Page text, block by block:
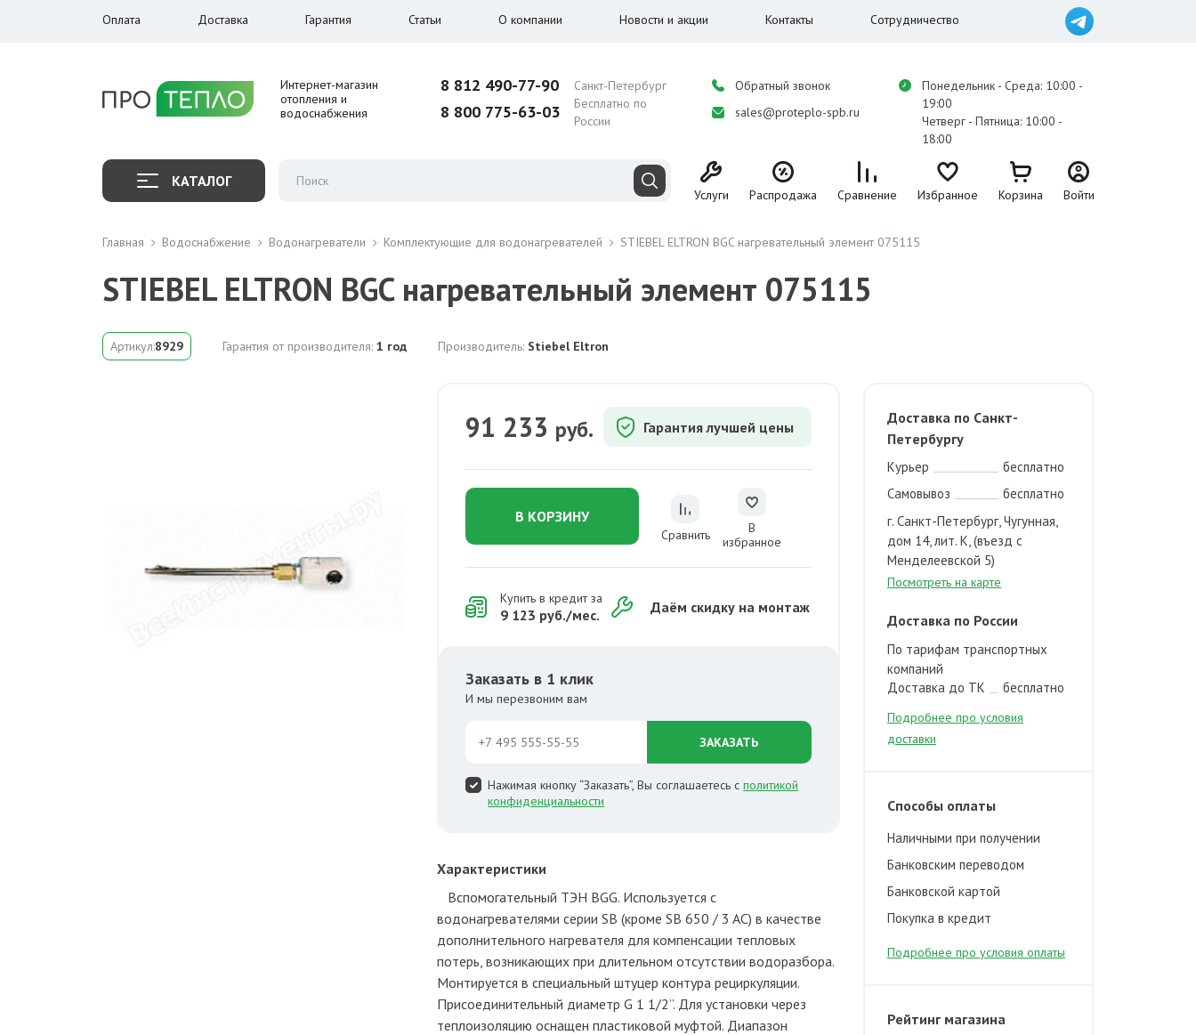
Оплата Доставка Гарантия Статьи О компании Новости и акции Контакты Сотрудничество
Интернет-магазин
отопления и
водоснабжения
8 812 490-77-90 Санкт-Петербург
8 800 775-63-03
Бесплатно по
России
Обратный звонок
sales@proteplo-spb.ru
Понедельник - Среда: 10:00 -
19:00
Четверг - Пятница: 10:00 -
18:00
КАТАЛОГ
Услуги Распродажа Сравнение Избранное Корзина Войти
Главная Водоснабжение Водонагреватели Комплектующие для водонагревателей STIEBEL ELTRON BGC нагревательный элемент 075115
STIEBEL ELTRON BGC нагревательный элемент 075115
Артикул:8929 Гарантия от производителя: 1 год Производитель: Stiebel Eltron
91 233 руб. Гарантия лучшей цены
В КОРЗИНУ
Сравнить
В
избранное
Купить в кредит за
9 123 руб./мес. Даём скидку на монтаж
Заказать в 1 клик
И мы перезвоним вам
ЗАКАЗАТЬ
Нажимая кнопку “Заказать”, Вы соглашаетесь сполитикой
конфиденциальности
Характеристики
Вспомогательный ТЭН BGG. Используется с
водонагревателями серии SB (кроме SB 650 / 3 AC) в качестве
дополнительного нагревателя для компенсации тепловых
потерь, возникающих при длительном отсутствии водоразбора.
Монтируется в специальный штуцер контура рециркуляции.
Присоединительный диаметр G 1 1/2”. Для установки через
теплоизоляцию оснащен пластиковой муфтой. Диапазон
Доставка по Санкт-
Петербургу
Курьер
бесплатно
Самовывоз
бесплатно
г. Санкт-Петербург, Чугунная,
дом 14, лит. К, (въезд с
Менделеевской 5)
Посмотреть на карте
Доставка по России
По тарифам транспортных
компаний
Доставка до ТК
бесплатно
Подробнее про условия
доставки
Способы оплаты
Наличными при получении
Банковским переводом
Банковской картой
Покупка в кредит
Подробнее про условия оплаты
Рейтинг магазина